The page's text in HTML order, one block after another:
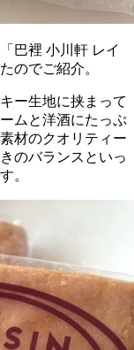
巴裡 小川軒 レイ
のでご紹介。
ー生地に挟まって
ムと洋酒にたっぷ
材のクオリティー
のバランスといっ
。